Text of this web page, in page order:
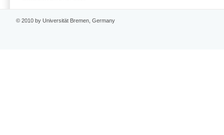
© 2010 by Universität Bremen, Germany